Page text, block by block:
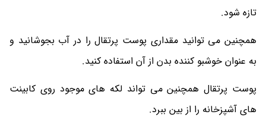
تازه شود.
همچنین می توانید مقداری پوست پرتقال را در آب بجوشانید و
به عنوان خوشبو کننده بدن از آن استفاده کنید.
پوست پرتقال همچنین می تواند لکه های موجود روی کابینت
های آشپزخانه را از بین ببرد.